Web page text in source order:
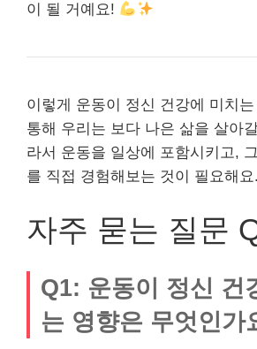
이 될 거예요!
이렇게 운동이 정신 건강에 미치
통해 우리는 보다 나은 삶을 살아
라서 운동을 일상에 포함시키고,
를 직접 경험해보는 것이 필요해요.
자주 묻는 질문
Q1: 운동이 정신 건
는 영향은 무엇인가